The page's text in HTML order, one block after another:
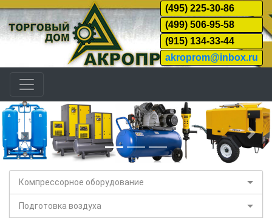
(495) 225-30-86
(499) 506-95-58
(915) 134-33-44
akroprom@inbox.ru
Назад
Компрессорное оборудование
Подготовка воздуха